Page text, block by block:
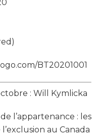
BT20201001
: Will Kymlicka
l’appartenance : les
au Canada